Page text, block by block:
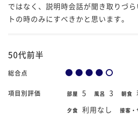
ではなく、説明時会話が聞き取りづ
トの時のみにすべきかと思います。
50代前半
総合点
項目別評価 部屋 5 風呂 3 朝食
夕食 利用なし 接客・